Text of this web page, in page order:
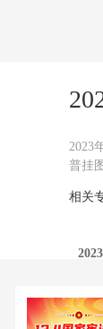
2023
普挂
相关